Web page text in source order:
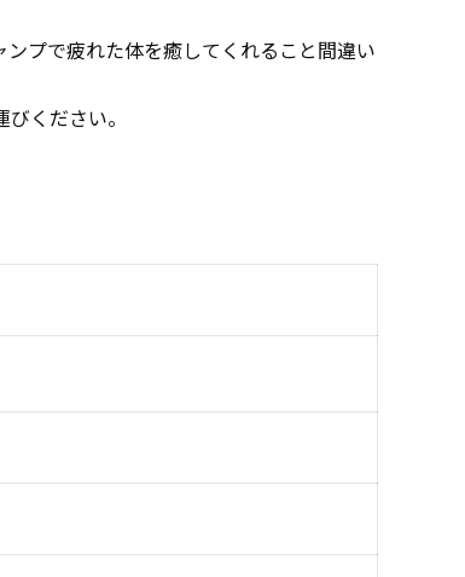
プで疲れた体を癒してくれること間違い
ください。